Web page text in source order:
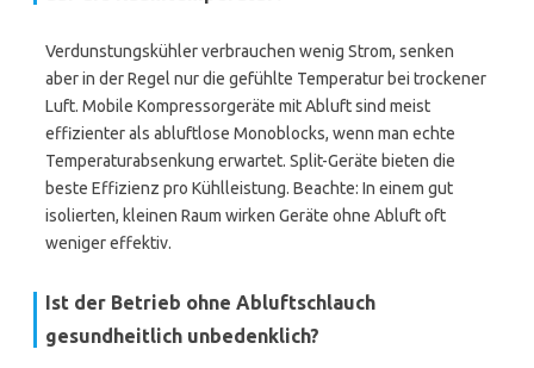
Verdunstungskühler verbrauchen wenig Strom, senken
aber in der Regel nur die gefühlte Temperatur bei trockener
Luft. Mobile Kompressorgeräte mit Abluft sind meist
effizienter als abluftlose Monoblocks, wenn man echte
Temperaturabsenkung erwartet. Split-Geräte bieten die
beste Effizienz pro Kühlleistung. Beachte: In einem gut
isolierten, kleinen Raum wirken Geräte ohne Abluft oft
weniger effektiv.
Ist der Betrieb ohne Abluftschlauch
gesundheitlich unbedenklich?